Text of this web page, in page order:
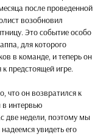
после проведенной
возобновил
Это событие особо
для которого
в команде, и теперь он
предстоящей игре.
что он возвратился к
в интервью
две недели, поэтому мы
увидеть его